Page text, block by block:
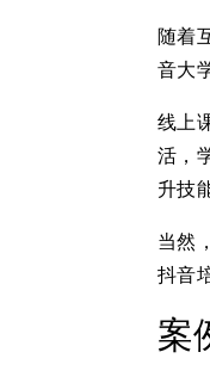
随着
音大
线上
活，
升技
当然
抖音
案